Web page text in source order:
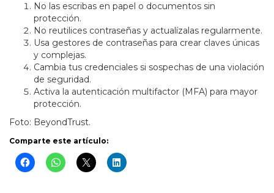
No las escribas en papel o documentos sin
protección.
No reutilices contraseñas y actualízalas regularmente.
Usa gestores de contraseñas para crear claves únicas
y complejas.
Cambia tus credenciales si sospechas de una violación
de seguridad.
Activa la autenticación multifactor (MFA) para mayor
protección.
Foto: BeyondTrust.
Comparte este artículo: